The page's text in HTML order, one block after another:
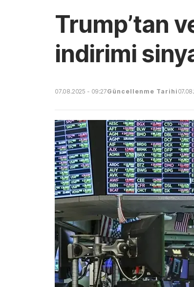
Trump’tan
indirimi
07.08.2025 - 09:27Güncellenme Tarihi